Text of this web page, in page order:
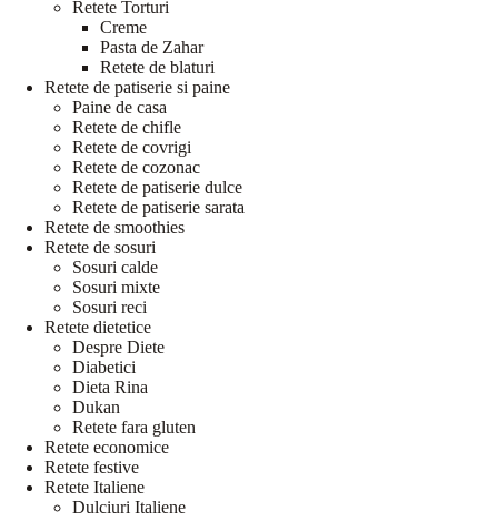
Retete Torturi
Creme
Pasta de Zahar
Retete de blaturi
Retete de patiserie si paine
Paine de casa
Retete de chifle
Retete de covrigi
Retete de cozonac
Retete de patiserie dulce
Retete de patiserie sarata
Retete de smoothies
Retete de sosuri
Sosuri calde
Sosuri mixte
Sosuri reci
Retete dietetice
Despre Diete
Diabetici
Dieta Rina
Dukan
Retete fara gluten
Retete economice
Retete festive
Retete Italiene
Dulciuri Italiene